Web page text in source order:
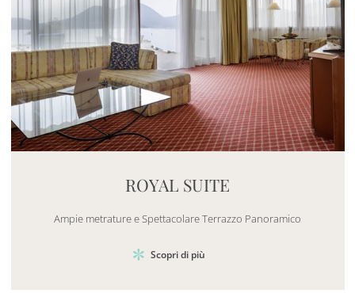
ROYAL SUITE
Ampie metrature e Spettacolare Terrazzo Panoramico
Scopri di più